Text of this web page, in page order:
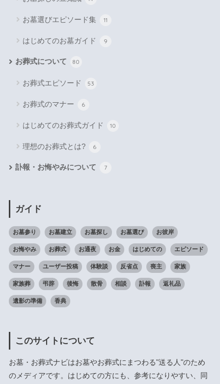
お墓選びエピソード集 11
はじめてのお墓ガイド 9
お葬式について 80
お葬式エピソード 53
お葬式のマナー 6
はじめてのお葬式ガイド 10
理想のお葬式とは? 6
訃報・お悔やみについて 7
ガイド
お墓参り お墓建立 お墓探し お墓選び お彼岸
お悔やみ お葬式 お通夜 お金 はじめての エピソード
マナー ユーザー投稿 体験談 反省点 喪主 家族
家族葬 弔辞 後悔 散骨 相談 訃報 返礼品
遺影の準備 香典
このサイトについて
お墓・お葬式ナビはお墓やお葬式にまつわる"送る人"のため
のメディアです。はじめての方にも、参考になりやすい、同